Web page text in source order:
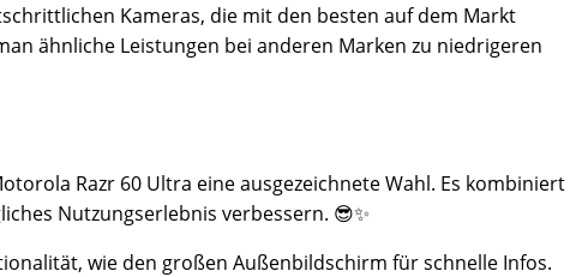
Kameras, die mit den besten auf dem Markt
ähnliche Leistungen bei anderen Marken zu niedrigeren
Razr 60 Ultra eine ausgezeichnete Wahl. Es kombiniert
Nutzungserlebnis verbessern. 😎✨
wie den großen Außenbildschirm für schnelle Infos.